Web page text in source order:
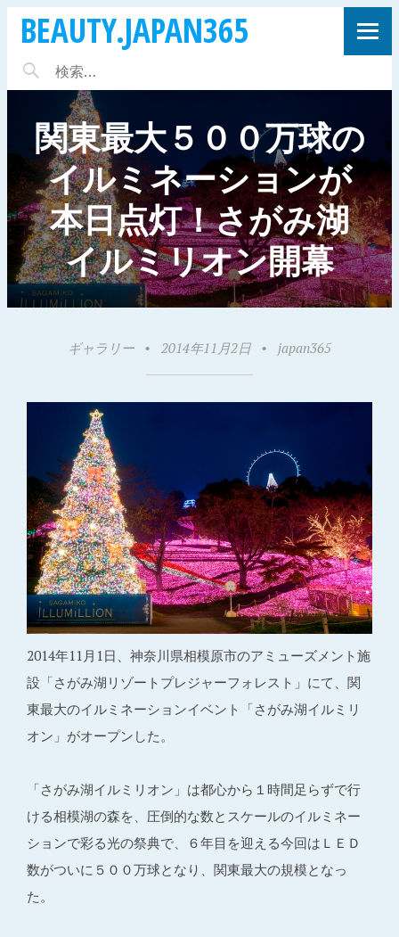
BEAUTY.JAPAN365
関東最大５００万球の
イルミネーションが
本日点灯！さがみ湖
イルミリオン開幕
ギャラリー • 2014年11月2日 • japan365
2014年11月1日、神奈川県相模原市のアミューズメント施
設「さがみ湖リゾートプレジャーフォレスト」にて、関
東最大のイルミネーションイベント「さがみ湖イルミリ
オン」がオープンした。
「さがみ湖イルミリオン」は都心から１時間足らずで行
ける相模湖の森を、圧倒的な数とスケールのイルミネー
ションで彩る光の祭典で、６年目を迎える今回はＬＥＤ
数がついに５００万球となり、関東最大の規模となっ
た。